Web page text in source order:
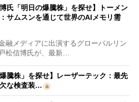
博氏「明日の爆騰株」を探せ】トーメン
サムスンを通じて世界のAIメモリ需
融メディアに出演するグローバルリン
松信博氏が、最新…
騰株」を探せ】レーザーテック：最先
な検査装…